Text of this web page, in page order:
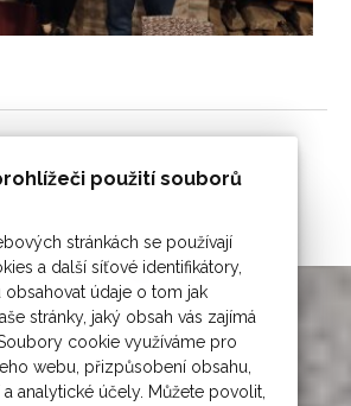
použití souborů
stránkách se používají
a další síťové identifikátory,
obsahovat údaje o tom jak
stránky, jaký obsah vás zajímá
cookie využíváme pro
webu, přizpůsobení obsahu,
analytické účely. Můžete povolit,